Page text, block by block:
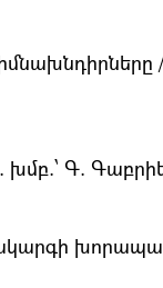
խմբ.՝ Գ.